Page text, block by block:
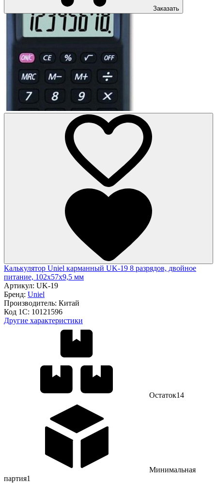
Заказать
Калькулятор Uniel карманный UK-19 8 разрядов, двойное
питание, 102х57х9,5 мм
Артикул: UK-19
Бренд: Uniel
Производитель: Китай
Код 1С: 10121596
Другие характеристики
Остаток14
Минимальная
партия1